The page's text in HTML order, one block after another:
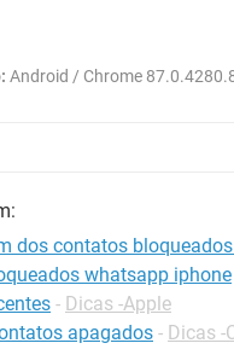
Android / Chrome
dos contatos
whatsapp iphone
- Dicas -Apple
apagados - Dicas -